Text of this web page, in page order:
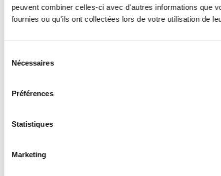
peuvent combiner celles-ci avec d'autres informations que
fournies ou qu'ils ont collectées lors de votre utilisation de
Nécessaires
Préférences
Statistiques
Marketing